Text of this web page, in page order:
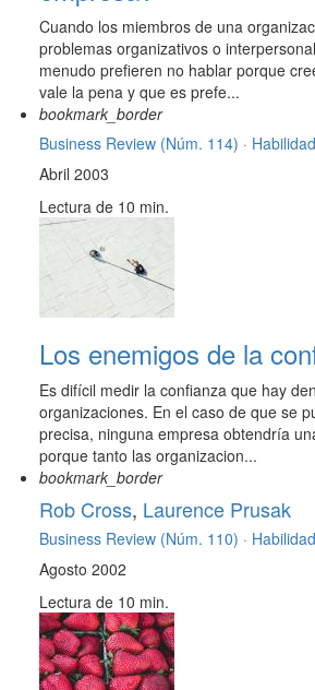
Cuando los miembros de una
problemas organizativos o
menudo prefieren no hablar porque
vale la pena y que es prefe...
bookmark_border
Business Review (Núm. 114) ·
Abril 2003
Lectura de 10 min.
Los enemigos de la
Es difícil medir la confianza que hay
organizaciones. En el caso de que se
precisa, ninguna empresa obtendría
porque tanto las organizacion...
bookmark_border
Rob Cross, Laurence Prusak
Business Review (Núm. 110) ·
Agosto 2002
Lectura de 10 min.